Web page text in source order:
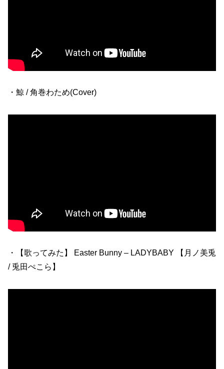
・鯨 / 角巻わため(Cover)
・【歌ってみた】 Easter Bunny – LADYBABY 【月ノ美兎
/ 兎田ぺこら】